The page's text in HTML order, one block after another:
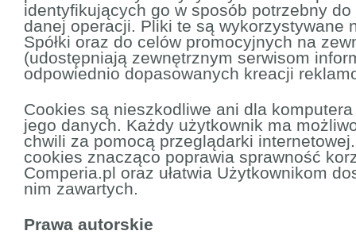
identyfikujących go w sposób potrzebny
danej operacji. Pliki te są wykorzystywane
Spółki oraz do celów promocyjnych na
(udostępniają zewnętrznym serwisom
odpowiednio dopasowanych kreacji
Cookies są nieszkodliwe ani dla
jego danych. Każdy użytkownik ma
chwili za pomocą przeglądarki
cookies znacząco poprawia sprawność
Comperia.pl oraz ułatwia Użytkownikom
nim zawartych.
Prawa autorskie